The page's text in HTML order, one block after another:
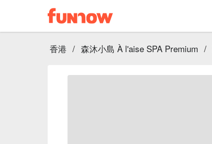
香港 / 森沐小島 À l'aise SPA Premium /